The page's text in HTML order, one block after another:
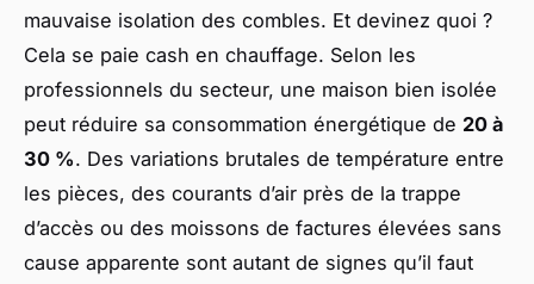
mauvaise isolation des combles. Et devinez quoi ?
Cela se paie cash en chauffage. Selon les
professionnels du secteur, une maison bien isolée
peut réduire sa consommation énergétique de 20 à
30 %. Des variations brutales de température entre
les pièces, des courants d’air près de la trappe
d’accès ou des moissons de factures élevées sans
cause apparente sont autant de signes qu’il faut